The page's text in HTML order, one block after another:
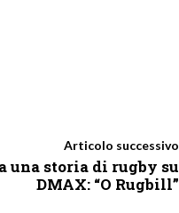
Articolo successivo
una storia di rugby su
DMAX: “O Rugbill”